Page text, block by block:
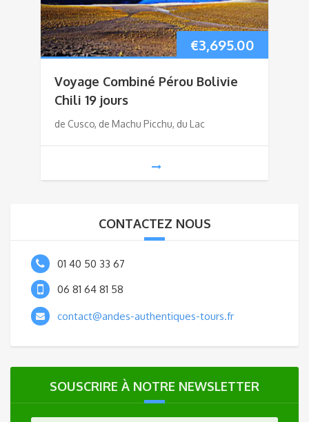
€3,695.00
Voyage Combiné Pérou Bolivie
Chili 19 jours
de Cusco, de Machu Picchu, du Lac
CONTACTEZ NOUS
01 40 50 33 67
06 81 64 81 58
contact@andes-authentiques-tours.fr
SOUSCRIRE À NOTRE NEWSLETTER